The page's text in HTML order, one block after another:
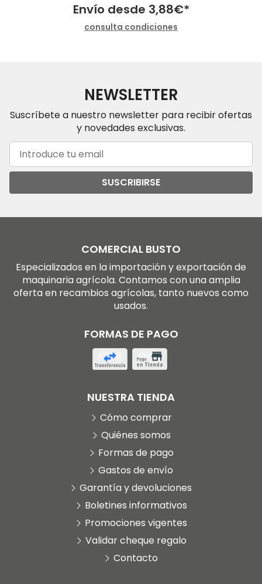
Envío desde 3,88€*
consulta condiciones
NEWSLETTER
Suscríbete a nuestro newsletter para recibir ofertas
y novedades exclusivas.
SUSCRIBIRSE
COMERCIAL BUSTO
Especializados en la importación y exportación de
maquinaria agrícola. Contamos con una amplia
oferta en recambios agrícolas, tanto nuevos como
usados.
FORMAS DE PAGO
NUESTRA TIENDA
Cómo comprar
Quiénes somos
Formas de pago
Gastos de envío
Garantía y devoluciones
Boletines informativos
Promociones vigentes
Validar cheque regalo
Contacto